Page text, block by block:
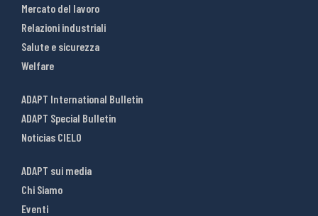
Mercato del lavoro
Relazioni industriali
Salute e sicurezza
Welfare
ADAPT International Bulletin
ADAPT Special Bulletin
Noticias CIELO
ADAPT sui media
Chi Siamo
Eventi